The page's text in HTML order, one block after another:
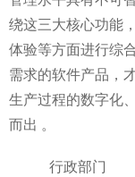
绕这三大核心功能
体验等方面进行综
需求的软件产品，
生产过程的数字化
而出 。
行政部门